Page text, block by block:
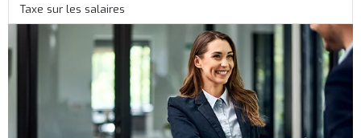
Taxe sur les salaires